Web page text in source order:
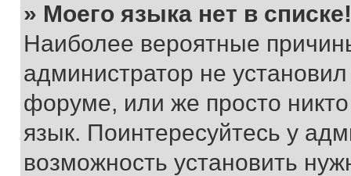
» Моего языка нет в списке!
Наиболее вероятные
администратор не
форуме, или же просто
язык. Поинтересуйтесь у
возможность установить